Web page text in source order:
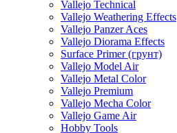
Vallejo Technical
Vallejo Weathering Effects
Vallejo Panzer Aces
Vallejo Diorama Effects
Surface Primer (грунт)
Vallejo Model Air
Vallejo Metal Color
Vallejo Premium
Vallejo Mecha Color
Vallejo Game Air
Hobby Tools